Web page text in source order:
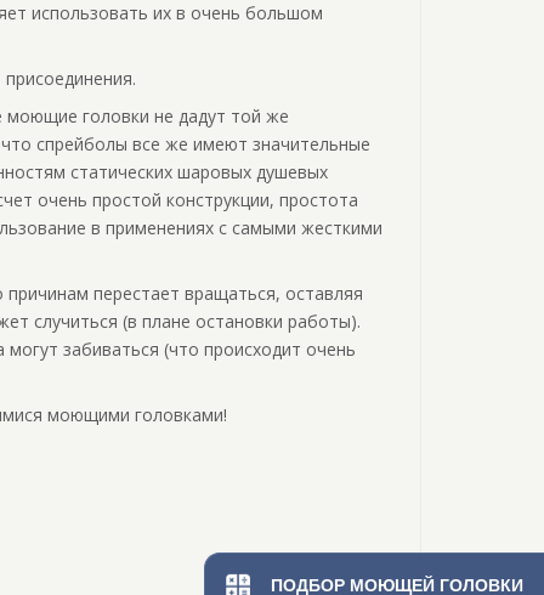
ПОДБОР МОЮЩЕЙ ГОЛОВКИ
использовать их в очень большом
моющие головки не дадут той же
спрейболы все же имеют значительные
статических шаровых душевых
очень простой конструкции, простота
в применениях с самыми жесткими
перестает вращаться, оставляя
случиться (в плане остановки работы).
забиваться (что происходит очень
моющими головками!